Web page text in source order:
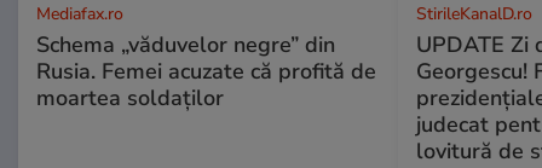
Mediafax.ro
Schema „văduvelor negre” din
Rusia. Femei acuzate că profită de
moartea soldaților
StirileKanalD.ro
UPDATE Zi
Georgescu!
judecat
lovitură de